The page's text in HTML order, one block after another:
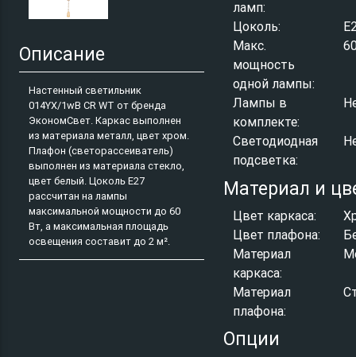
Описание
Настенный светильник
014YX/1wB CR WT от бренда
ЭкономСвет. Каркас выполнен
из материала металл, цвет хром.
Плафон (светорассеиватель)
выполнен из материала стекло,
цвет белый. Цоколь E27
рассчитан на лампы
максимальной мощности до 60
Вт, а максимальная площадь
освещения составит до 2 м².
ламп:
Цоколь:
Макс.
мощность
одной лампы:
Лампы в
комплекте:
Светодиодная
подсветка:
Материал и
Цвет каркаса:
Цвет плафона:
Материал
каркаса:
Материал
плафона:
Опции